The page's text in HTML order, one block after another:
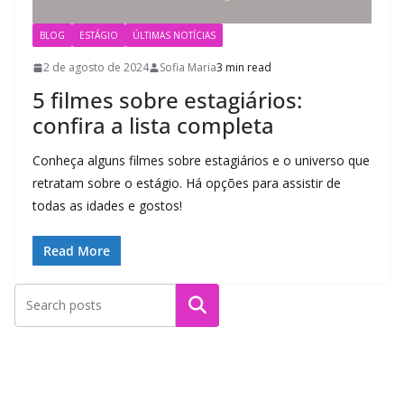
BLOG ESTÁGIO ÚLTIMAS NOTÍCIAS
2 de agosto de 2024 Sofia Maria3 min read
5 filmes sobre estagiários:
confira a lista completa
Conheça alguns filmes sobre estagiários e o universo que
retratam sobre o estágio. Há opções para assistir de
todas as idades e gostos!
Read More
Pesquisar